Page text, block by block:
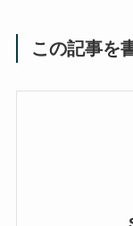
この記事を